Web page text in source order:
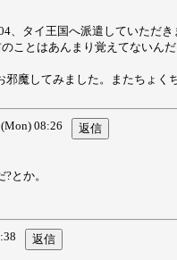
、タイ王国へ派遣していただき
とはあんまり覚えてないんだ
魔してみました。またちょく
08:26
とか。